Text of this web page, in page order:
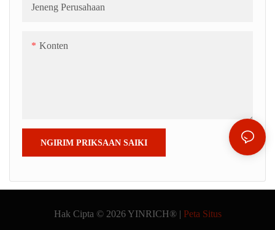
Jeneng Perusahaan
Konten
NGIRIM PRIKSAAN SAIKI
Hak Cipta © 2026 YINRICH® | Peta Situs